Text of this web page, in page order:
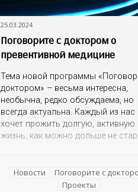
25.03.2024
Поговорите с доктором о
превентивной медицине
Тема новой программы
доктором» – весьма интересна,
необычна, редко обсуждаема, но
всегда актуальна. Каждый из нас
хочет прожить долгую, активную
жизнь, как можно дольше не
специалистом – Андреем
Федоровичем Тарасевичем,
Новости
Поговорите с
Проекты